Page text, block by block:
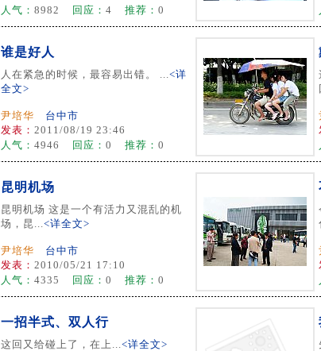
人气： 8982 回应： 4 推荐： 0
谁是好人
人在紧急的时候，最容易出错。 ...<详
全文>
尹培华
台中市
发表： 2011/08/19 23:46
人气： 4946 回应： 0 推荐： 0
昆明机场
昆明机场 这是一个有活力又混乱的机
场，昆...<详全文>
尹培华
台中市
发表： 2010/05/21 17:10
人气： 4335 回应： 0 推荐： 0
一招半式、双人行
这回又给碰上了，在上...<详全文>